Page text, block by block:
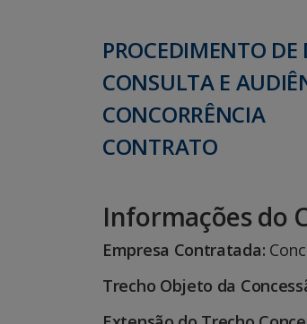
PROCEDIMENTO
CONSULTA E
CONCORRÊNCIA
CONTRATO
Informações do
Empresa Contratada:
Trecho Objeto da